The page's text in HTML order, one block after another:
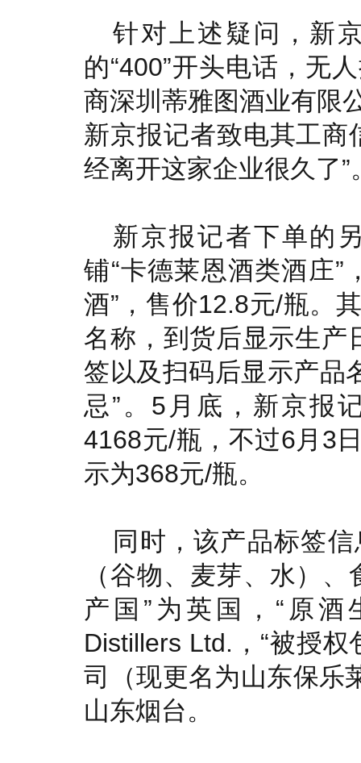
针对上述疑问，新
的“400”开头电话，无
商深圳蒂雅图酒业有限
新京报记者致电其工商
经离开这家企业很久了”
新京报记者下单的
铺“卡德莱恩酒类酒庄”
酒”，售价12.8元/瓶。
名称，到货后显示生产
签以及扫码后显示产品
忌”。5月底，新京报
4168元/瓶，不过6月3
示为368元/瓶。
同时，该产品标签
（谷物、麦芽、水）
产国”为英国，“原酒
Distillers Ltd.，“被授
司（现更名为山东保乐
山东烟台。